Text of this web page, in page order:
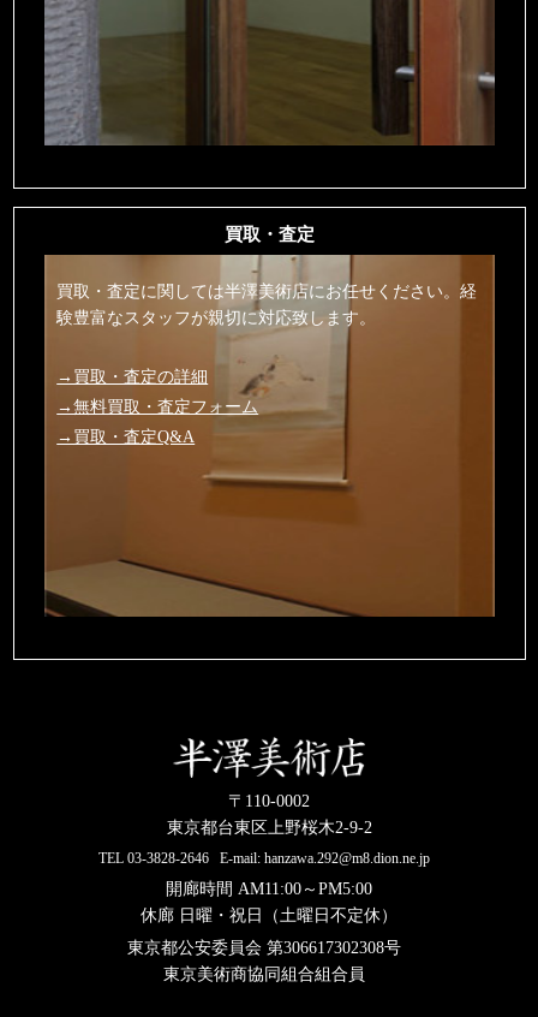
買取・査定
買取・査定に関しては半澤美術店にお任せください。経
験豊富なスタッフが親切に対応致します。
→買取・査定の詳細
→無料買取・査定フォーム
→買取・査定Q&A
〒110-0002
東京都台東区上野桜木2-9-2
TEL 03-3828-2646 E-mail: hanzawa.292@m8.dion.ne.jp
開廊時間 AM11:00～PM5:00
休廊 日曜・祝日（土曜日不定休）
東京都公安委員会 第306617302308号
東京美術商協同組合組合員